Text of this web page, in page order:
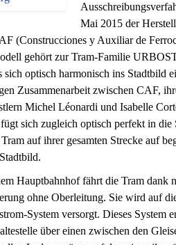
Mai 2015 der
(Construcciones y Auxiliar de
gehört zur Tram-Familie
optisch harmonisch ins Stadtbild
Zusammenarbeit zwischen CAF,
Michel Léonardi und Isabelle
sich zugleich optisch perfekt in die
auf ihrer gesamten Strecke auf
Hauptbahnhof fährt die Tram dank
ohne Oberleitung. Sie wird auf
System versorgt. Dieses System
über einen zwischen den